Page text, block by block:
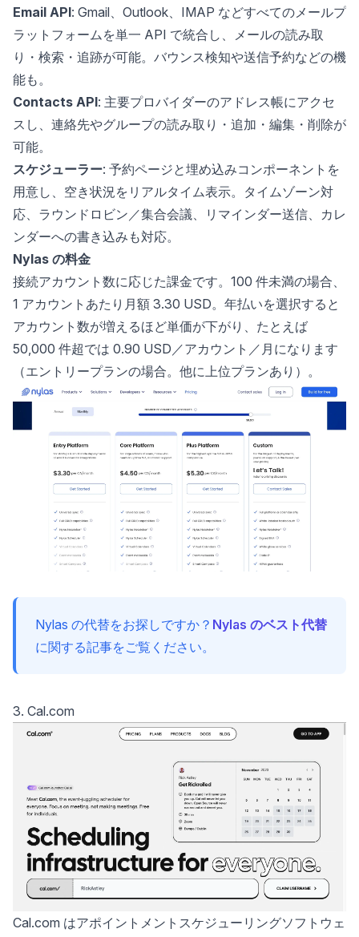
Email API: Gmail、Outlook、IMAP などすべてのメールプ
ラットフォームを単一 API で統合し、メールの読み取
り・検索・追跡が可能。バウンス検知や送信予約などの機
能も。
Contacts API: 主要プロバイダーのアドレス帳にアクセ
スし、連絡先やグループの読み取り・追加・編集・削除が
可能。
スケジューラー: 予約ページと埋め込みコンポーネントを
用意し、空き状況をリアルタイム表示。タイムゾーン対
応、ラウンドロビン／集合会議、リマインダー送信、カレ
ンダーへの書き込みも対応。
Nylas の料金
接続アカウント数に応じた課金です。100 件未満の場合、
1 アカウントあたり月額 3.30 USD。年払いを選択すると
アカウント数が増えるほど単価が下がり、たとえば
50,000 件超では 0.90 USD／アカウント／月になります
（エントリープランの場合。他に上位プランあり）。
Nylas の代替をお探しですか？ Nylas のベスト代替
に関する記事をご覧ください。
3. Cal.com
Cal.com はアポイントメントスケジューリングソフトウェ